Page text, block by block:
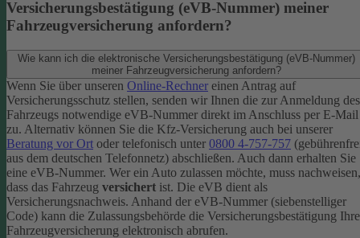
Versicherungsbestätigung (eVB-Nummer) meiner
Fahrzeugversicherung anfordern?
Wie kann ich die elektronische Versicherungsbestätigung (eVB-Nummer)
meiner Fahrzeugversicherung anfordern?
Wenn Sie über unseren Online-Rechner einen Antrag auf
Versicherungsschutz stellen, senden wir Ihnen die zur Anmeldung des
Fahrzeugs notwendige eVB-​Nummer direkt im Anschluss per E-Mail
zu. Alternativ können Sie die Kfz-​Versicherung auch bei unserer
Beratung vor Ort oder telefonisch unter 0800 4-​757-757
aus dem deutschen Telefonnetz) abschließen. Auch dann erhalten Sie
eine eVB-Nummer. Wer ein Auto zulassen möchte, muss nachweisen,
dass das Fahrzeug versichert ist. Die eVB dient als
Versicherungsnachweis. Anhand der eVB-Nummer (siebenstelliger
Code) kann die Zulassungsbehörde die Versicherungsbestätigung
Fahrzeugversicherung elektronisch abrufen.